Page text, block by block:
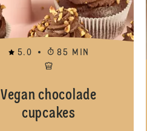
5.0 85 MIN
Vegan chocolade
cupcakes